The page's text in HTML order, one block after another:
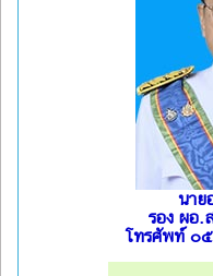
นาย
รอง ผอ.
โทรศัพท์ ๐